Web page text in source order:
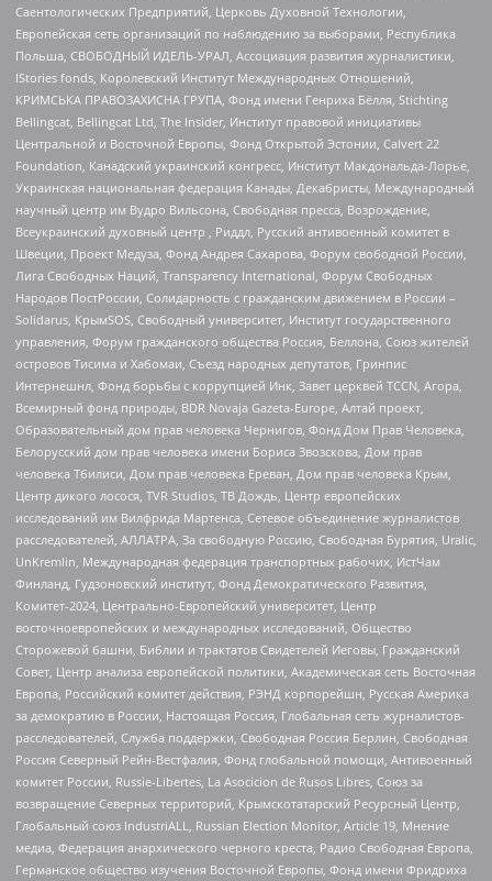
Саентологических Предприятий, Церковь Духовной Технологии,
Европейская сеть организаций по наблюдению за выборами, Республика
Польша, СВОБОДНЫЙ ИДЕЛЬ-УРАЛ, Ассоциация развития журналистики,
IStories fonds, Королевский Институт Международных Отношений,
КРИМСЬКА ПРАВОЗАХИСНА ГРУПА, Фонд имени Генриха Бёлля, Stichting
Bellingcat, Bellingcat Ltd, The Insider, Институт правовой инициативы
Центральной и Восточной Европы, Фонд Открытой Эстонии, Calvert 22
Foundation, Канадский украинский конгресс, Институт Макдональда-Лорье,
Украинская национальная федерация Канады, Декабристы, Международный
научный центр им Вудро Вильсона, Свободная пресса, Возрождение,
Всеукраинский духовный центр , Риддл, Русский антивоенный комитет в
Швеции, Проект Медуза, Фонд Андрея Сахарова, Форум свободной России,
Лига Свободных Наций, Transparеncy International, Форум Свободных
Народов ПостРоссии, Солидарность с гражданским движением в России –
Solidarus, КрымSOS, Свободный университет, Институт государственного
управления, Форум гражданского общества Россия, Беллона, Союз жителей
островов Тисима и Хабомаи, Съезд народных депутатов, Гринпис
Интернешнл, Фонд борьбы с коррупцией Инк, Завет церквей TCCN, Агора,
Всемирный фонд природы, BDR Novaja Gazeta-Europe, Алтай проект,
Образовательный дом прав человека Чернигов, Фонд Дом Прав Человека,
Белорусский дом прав человека имени Бориса Звозскова, Дом прав
человека Тбилиси, Дом прав человека Ереван, Дом прав человека Крым,
Центр дикого лосося, TVR Studios, ТВ Дождь, Центр европейских
исследований им Вилфрида Мартенса, Сетевое объединение журналистов
расследователей, АЛЛАТРА, За свободную Россию, Свободная Бурятия, Uralic,
UnKremlin, Международная федерация транспортных рабочих, ИстЧам
Финланд, Гудзоновский институт, Фонд Демократического Развития,
Комитет-2024, Центрально-Европейский университет, Центр
восточноевропейских и международных исследований, Общество
Сторожевой башни, Библии и трактатов Свидетелей Иеговы, Гражданский
Совет, Центр анализа европейской политики, Академическая сеть Восточная
Европа, Российский комитет действия, РЭНД корпорейшн, Русская Америка
за демократию в России, Настоящая Россия, Глобальная сеть журналистов-
расследователей, Служба поддержки, Свободная Россия Берлин, Свободная
Россия Северный Рейн-Вестфалия, Фонд глобальной помощи, Антивоенный
комитет России, Russie-Libertes, La Asocicion de Rusos Libres, Союз за
возвращение Северных территорий, Крымскотатарский Ресурсный Центр,
Глобальный союз IndustriALL, Russian Election Monitor, Article 19, Мнение
медиа, Федерация анархического черного креста, Радио Свободная Европа,
Германское общество изучения Восточной Европы, Фонд имени Фридриха